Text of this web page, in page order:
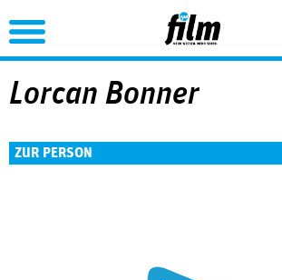
Jump to Navigation
Lorcan Bonner
ZUR PERSON